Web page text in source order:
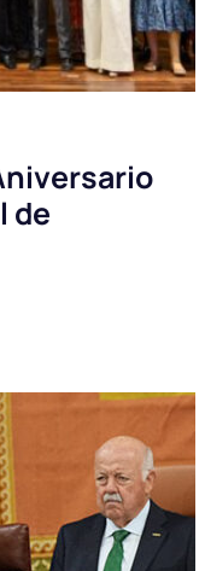
de